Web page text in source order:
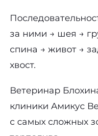
за ними → шея →
спина → живот →
хвост.
Ветеринар
клиники Амикус
с самых сложных